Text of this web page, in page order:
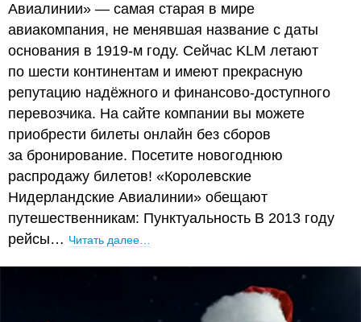
Авиалинии» — самая старая в мире
авиакомпания, не менявшая название с даты
основания в 1919-м году. Сейчас KLM летают
по шести континентам и имеют прекрасную
репутацию надёжного и финансово-доступного
перевозчика. На сайте компании вы можете
приобрести билеты онлайн без сборов
за бронирование. Посетите новогоднюю
распродажу билетов! «Королевские
Нидерландские Авиалинии» обещают
путешественникам: Пунктуальность В 2013 году
рейсы… Читать далее…